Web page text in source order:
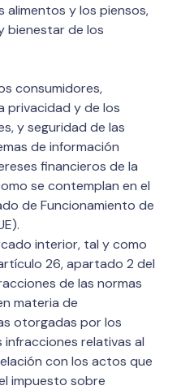
alimentos y los piensos,
bienestar de los
consumidores,
privacidad y de los
y seguridad de las
de información
financieros de la
se contemplan en el
de Funcionamiento de
interior, tal y como
26, apartado 2 del
de las normas
materia de
otorgadas por los
infracciones relativas al
con los actos que
impuesto sobre